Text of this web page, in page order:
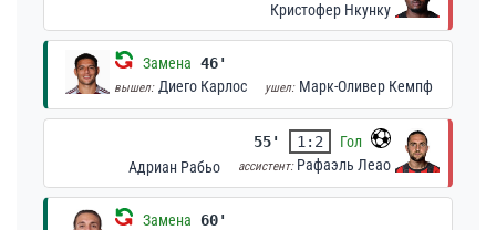
Кристофер Нкунку
Замена 46'
вышел: Диего Карлос ушел: Марк-Оливер Кемпф
55' 1:2
Гол
Адриан Рабьо
ассистент: Рафаэль Леао
Замена 60'